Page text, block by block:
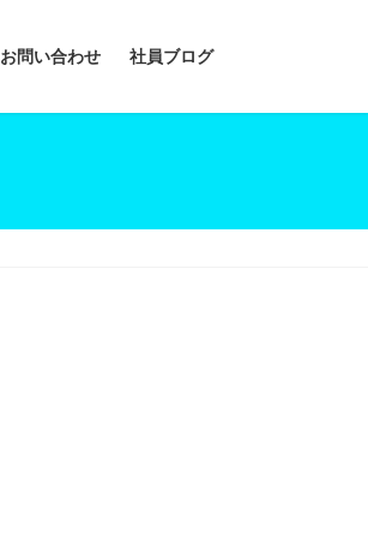
お問い合わせ 社員ブログ